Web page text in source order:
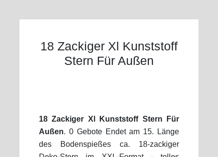
18 Zackiger Xl Kunststoff
Stern Für Außen
18 Zackiger Xl Kunststoff Stern Für
Außen. 0 Gebote Endet am 15. Länge
des Bodenspießes ca. 18-zackiger